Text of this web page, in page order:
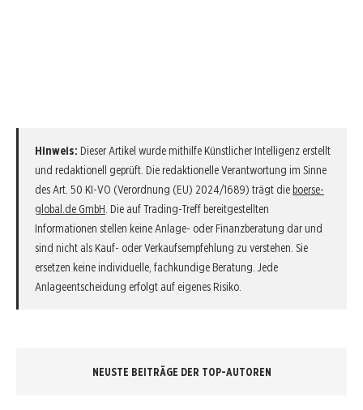
Hinweis: Dieser Artikel wurde mithilfe Künstlicher Intelligenz erstellt
und redaktionell geprüft. Die redaktionelle Verantwortung im Sinne
des Art. 50 KI-VO (Verordnung (EU) 2024/1689) trägt die boerse-
global.de GmbH. Die auf Trading-Treff bereitgestellten
Informationen stellen keine Anlage- oder Finanzberatung dar und
sind nicht als Kauf- oder Verkaufsempfehlung zu verstehen. Sie
ersetzen keine individuelle, fachkundige Beratung. Jede
Anlageentscheidung erfolgt auf eigenes Risiko.
NEUSTE BEITRÄGE DER TOP-AUTOREN